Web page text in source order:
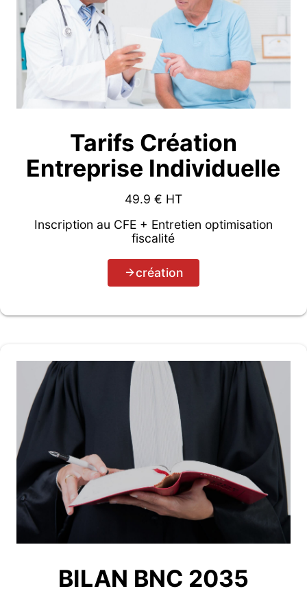
Tarifs Création
Entreprise Individuelle
49.9 € HT
Inscription au CFE + Entretien optimisation
fiscalité
création
BILAN BNC 2035